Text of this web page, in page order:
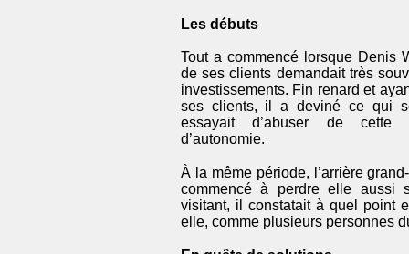
Les débuts
Tout a commencé lorsque Denis
de ses clients demandait très
investissements. Fin renard et
ses clients, il a deviné ce qui
essayait d’abuser de cette
d’autonomie.
À la même période, l’arrière
commencé à perdre elle aussi
visitant, il constatait à quel point
elle, comme plusieurs personnes